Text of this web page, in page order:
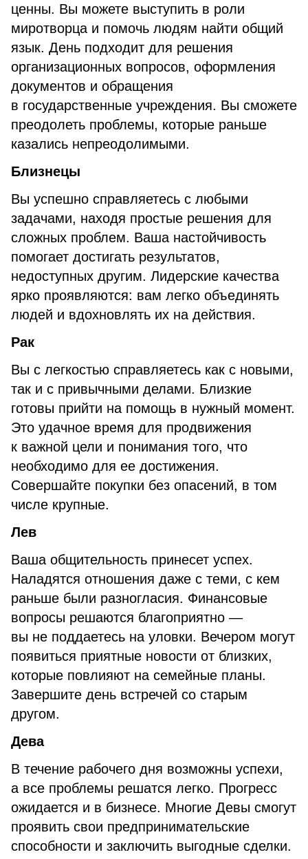
ценны. Вы можете выступить в роли
миротворца и помочь людям найти общий
язык. День подходит для решения
организационных вопросов, оформления
документов и обращения
в государственные учреждения. Вы сможете
преодолеть проблемы, которые раньше
казались непреодолимыми.
Близнецы
Вы успешно справляетесь с любыми
задачами, находя простые решения для
сложных проблем. Ваша настойчивость
помогает достигать результатов,
недоступных другим. Лидерские качества
ярко проявляются: вам легко объединять
людей и вдохновлять их на действия.
Рак
Вы с легкостью справляетесь как с новыми,
так и с привычными делами. Близкие
готовы прийти на помощь в нужный момент.
Это удачное время для продвижения
к важной цели и понимания того, что
необходимо для ее достижения.
Совершайте покупки без опасений, в том
числе крупные.
Лев
Ваша общительность принесет успех.
Наладятся отношения даже с теми, с кем
раньше были разногласия. Финансовые
вопросы решаются благоприятно —
вы не поддаетесь на уловки. Вечером могут
появиться приятные новости от близких,
которые повлияют на семейные планы.
Завершите день встречей со старым
другом.
Дева
В течение рабочего дня возможны успехи,
а все проблемы решатся легко. Прогресс
ожидается и в бизнесе. Многие Девы смогут
проявить свои предпринимательские
способности и заключить выгодные сделки.